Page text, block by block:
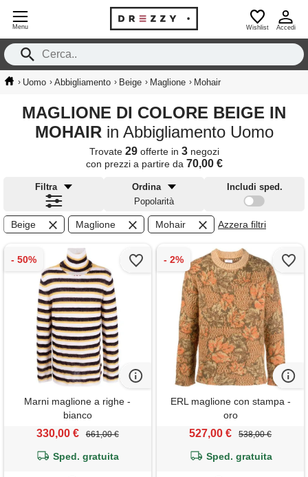
Menu Wishlist Accedi
› Uomo › Abbigliamento › Beige › Maglione › Mohair
MAGLIONE DI COLORE BEIGE IN
MOHAIR in Abbigliamento Uomo
Trovate 29offerte in 3negozi
con prezzi a partire da 70,00 €
Filtra
Ordina
Popolarità
Includi sped.
Beige Maglione Mohair Azzera filtri
Marni maglione a righe -
bianco
330,00 € 661,00 €
Sped. gratuita
ERL maglione con stampa -
oro
527,00 € 538,00 €
Sped. gratuita